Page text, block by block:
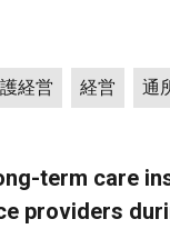
経営 経営 通
term care
providers